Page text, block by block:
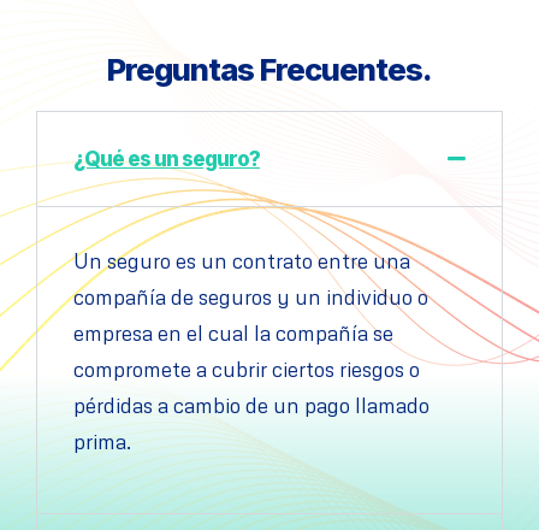
Preguntas Frecuentes.
¿Qué es un seguro?
Un seguro es un contrato entre una
compañía de seguros y un individuo o
empresa en el cual la compañía se
compromete a cubrir ciertos riesgos o
pérdidas a cambio de un pago llamado
prima.